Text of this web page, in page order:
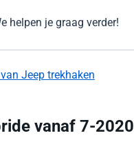
helpen je graag verder!
Jeep trekhaken
vanaf 7-2020